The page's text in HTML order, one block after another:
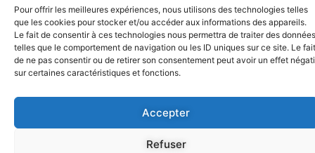
Pour offrir les meilleures expériences, nous utilisons des technologies telles
que les cookies pour stocker et/ou accéder aux informations des appareils.
Le fait de consentir à ces technologies nous permettra de traiter des données
telles que le comportement de navigation ou les ID uniques sur ce site. Le fait
de ne pas consentir ou de retirer son consentement peut avoir un effet
sur certaines caractéristiques et fonctions.
Accepter
Refuser
© 2026 FLO & CO. All Rights Reserved